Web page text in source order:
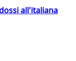
all'italiana